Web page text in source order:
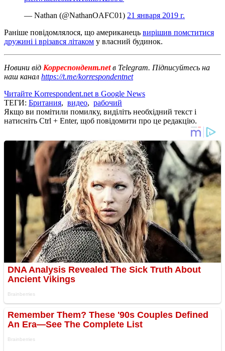
— Nathan (@NathanOAFC01) 21 января 2019 г.
Раніше повідомлялося, що американець вирішив помститися
дружині і врізався літаком у власний будинок.
Новини від Корреспондент.netв Telegram. Підписуйтесь на
наш канал https://t.me/korrespondentnet
Читайте Korrespondent.net в Google News
ТЕГИ: Британия, видео, рабочий
Якщо ви помітили помилку, виділіть необхідний текст і
натисніть Ctrl + Enter, щоб повідомити про це редакцію.